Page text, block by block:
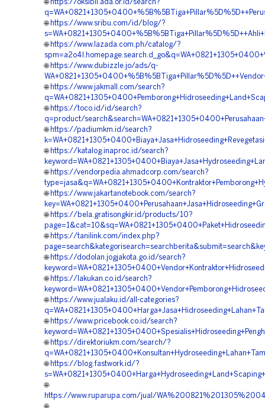
🌐 https://oksibil.ada.or.id/search?
🌐 https://www.sribu.com/id/blog/?
🌐 https://www.lazada.com.ph/catalog/?
🌐 https://www.dubizzle.jo/ads/q-
🌐 https://www.jakmall.com/search?
🌐 https://toco.id/id/search?
q=product/
🌐 https://padiumkm.id/search?
🌐 https://katalog.inaproc.id/search?
🌐 https://vendorpedia.ahmadcorp.com/search?
🌐 https://www.jakartanotebook.com/search?
🌐 https://bela.gratisongkir.id/products/10?
🌐 https://tanilink.com/index.php?
🌐 https://dodolan.jogjakota.go.id/search?
🌐 https://lakukan.co.id/search?
🌐 https://www.jualaku.id/all-categories?
🌐 https://www.pricebook.co.id/search?
🌐 https://direktoriukm.com/search/?
🌐 https://blog.fastwork.id/?
🌐
https://www.ruparupa.com/jual/
🌐